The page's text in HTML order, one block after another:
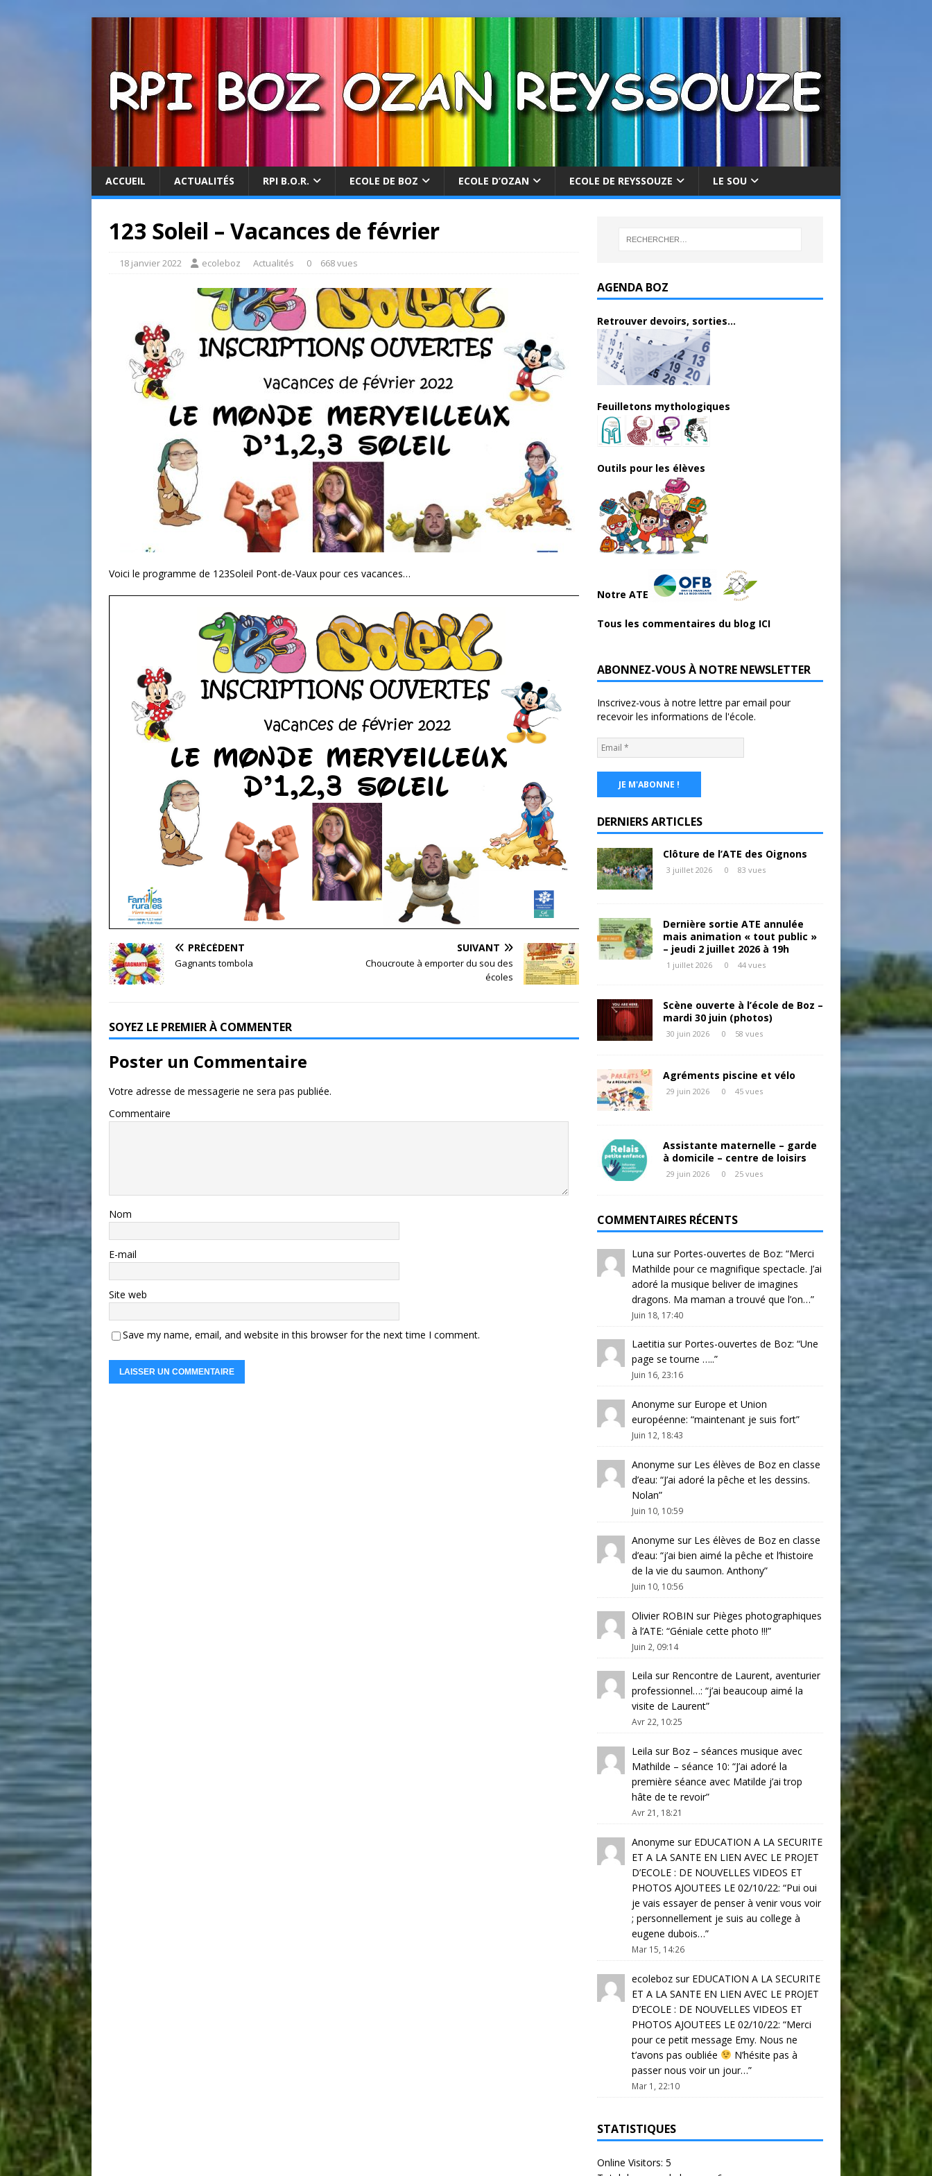
ACCUEIL ACTUALITÉS RPI B.O.R. ECOLE DE BOZ ECOLE D’OZAN ECOLE DE REYSSOUZE LE SOU
123 Soleil – Vacances de février
18 janvier 2022 ecoleboz Actualités 0 668 vues
Voici le programme de 123Soleil Pont-de-Vaux pour ces vacances…
PRÉCÉDENT
Gagnants tombola
SUIVANT
Choucroute à emporter du sou des
écoles
SOYEZ LE PREMIER À COMMENTER
Poster un Commentaire
Votre adresse de messagerie ne sera pas publiée.
Commentaire
Nom
E-mail
Site web
Save my name, email, and website in this browser for the next time I comment.
AGENDA BOZ
Retrouver devoirs, sorties...
Feuilletons mythologiques
Outils pour les élèves
Notre ATE
Tous les commentaires du blog ICI
ABONNEZ-VOUS À NOTRE NEWSLETTER
Inscrivez-vous à notre lettre par email pour
recevoir les informations de l'école.
DERNIERS ARTICLES
Clôture de l’ATE des Oignons
3 juillet 2026 0 83 vues
Dernière sortie ATE annulée
mais animation « tout public »
– jeudi 2 juillet 2026 à 19h
1 juillet 2026 0 44 vues
Scène ouverte à l’école de Boz –
mardi 30 juin (photos)
30 juin 2026 0 58 vues
Agréments piscine et vélo
29 juin 2026 0 45 vues
Assistante maternelle – garde
à domicile – centre de loisirs
29 juin 2026 0 25 vues
COMMENTAIRES RÉCENTS
Luna sur Portes-ouvertes de Boz: “Merci
Mathilde pour ce magnifique spectacle. J’ai
adoré la musique beliver de imagines
dragons. Ma maman a trouvé que l’on…”
Juin 18, 17:40
Laetitia sur Portes-ouvertes de Boz: “Une
page se tourne …..”
Juin 16, 23:16
Anonyme sur Europe et Union
européenne: “maintenant je suis fort”
Juin 12, 18:43
Anonyme sur Les élèves de Boz en classe
d’eau: “J’ai adoré la pêche et les dessins.
Nolan”
Juin 10, 10:59
Anonyme sur Les élèves de Boz en classe
d’eau: “j’ai bien aimé la pêche et l’histoire
de la vie du saumon. Anthony”
Juin 10, 10:56
Olivier ROBIN sur Pièges photographiques
à l’ATE: “Géniale cette photo !!!”
Juin 2, 09:14
Leila sur Rencontre de Laurent, aventurier
professionnel…: “j’ai beaucoup aimé la
visite de Laurent”
Avr 22, 10:25
Leila sur Boz – séances musique avec
Mathilde – séance 10: “J’ai adoré la
première séance avec Matilde j’ai trop
hâte de te revoir”
Avr 21, 18:21
Anonyme sur EDUCATION A LA SECURITE
ET A LA SANTE EN LIEN AVEC LE PROJET
D’ECOLE : DE NOUVELLES VIDEOS ET
PHOTOS AJOUTEES LE 02/10/22: “Pui oui
je vais essayer de penser à venir vous voir
; personnellement je suis au college à
eugene dubois…”
Mar 15, 14:26
ecolebozsur EDUCATION A LA SECURITE
ET A LA SANTE EN LIEN AVEC LE PROJET
D’ECOLE : DE NOUVELLES VIDEOS ET
PHOTOS AJOUTEES LE 02/10/22: “Merci
pour ce petit message Emy. Nous ne
t’avons pas oubliée
N’hésite pas à
passer nous voir un jour…”
Mar 1, 22:10
STATISTIQUES
Online Visitors: 5